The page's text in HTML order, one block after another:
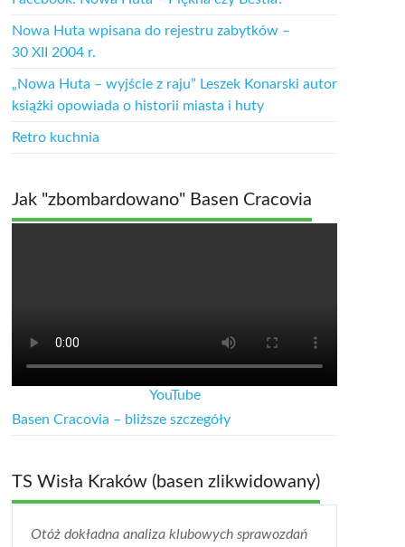
Nowa Huta wpisana do rejestru zabytków –
30 XII 2004 r.
„Nowa Huta – wyjście z raju” Leszek Konarski autor
książki opowiada o historii miasta i huty
Retro kuchnia
Jak "zbombardowano" Basen Cracovia
YouTube
Basen Cracovia – bliższe szczegóły
TS Wisła Kraków (basen zlikwidowany)
Otóż dokładna analiza klubowych sprawozdań